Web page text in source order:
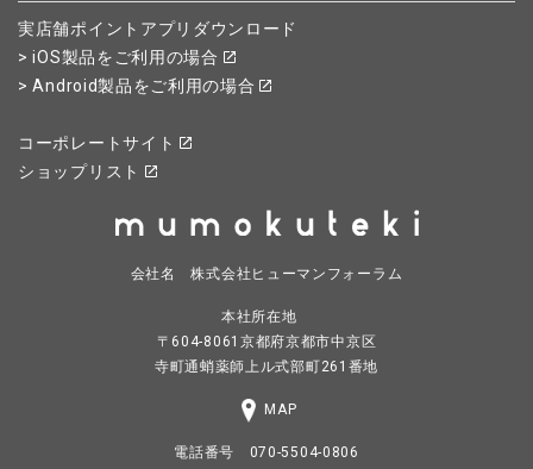
実店舗ポイントアプリダウンロード
> iOS製品をご利用の場合
> Android製品をご利用の場合
コーポレートサイト
ショップリスト
会社名 株式会社ヒューマンフォーラム
本社所在地
〒604-8061京都府京都市中京区
寺町通蛸薬師上ル式部町261番地
MAP
電話番号 070-5504-0806